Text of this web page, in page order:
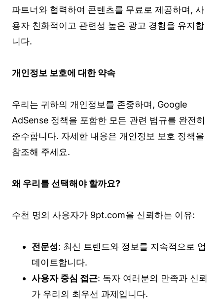
파트너와 협력하여 콘텐츠를 무료로 제공하며, 사
용자 친화적이고 관련성 높은 광고 경험을 유지합
니다.
개인정보 보호에 대한 약속
우리는 귀하의 개인정보를 존중하며, Google
AdSense 정책을 포함한 모든 관련 법규를 완전히
준수합니다. 자세한 내용은 개인정보 보호 정책을
참조해 주세요.
왜 우리를 선택해야 할까요?
수천 명의 사용자가 9pt.com을 신뢰하는 이유:
전문성: 최신 트렌드와 정보를 지속적으로 업
데이트합니다.
사용자 중심 접근: 독자 여러분의 만족과 신뢰
가 우리의 최우선 과제입니다.